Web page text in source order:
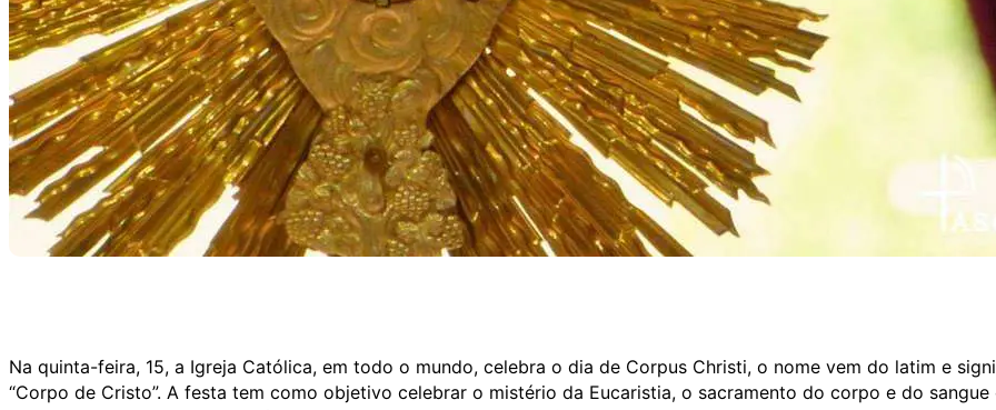
Na quinta-feira, 15, a Igreja Católica, em todo o mundo, celebra o dia de Corpus Christi, o nome vem do latim e
“Corpo de Cristo”. A festa tem como objetivo celebrar o mistério da Eucaristia, o sacramento do corpo e do sangue